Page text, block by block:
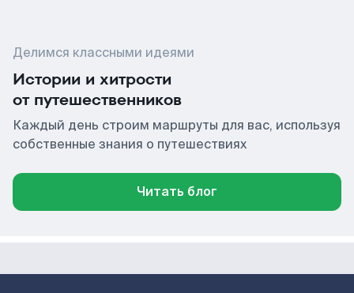
Делимся классными идеями
Истории и хитрости
от путешественников
Каждый день строим маршруты для вас, используя
собственные знания о путешествиях
Читать блог